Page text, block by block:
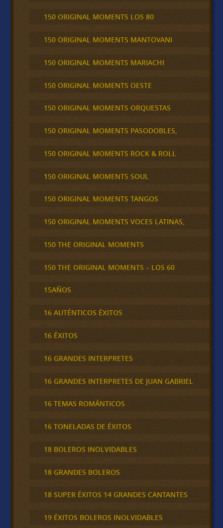
150 ORIGINAL MOMENTS LOS 80
150 ORIGINAL MOMENTS MANTOVANI
150 ORIGINAL MOMENTS MARIACHI
150 ORIGINAL MOMENTS OESTE
150 ORIGINAL MOMENTS ORQUESTAS
150 ORIGINAL MOMENTS PASODOBLES,
150 ORIGINAL MOMENTS ROCK & ROLL
150 ORIGINAL MOMENTS SOUL
150 ORIGINAL MOMENTS TANGOS
150 ORIGINAL MOMENTS VOCES LATINAS,
150 THE ORIGINAL MOMENTS
150 THE ORIGINAL MOMENTS – LOS 60
15AÑOS
16 AUTÉNTICOS ÉXITOS
16 ÉXITOS
16 GRANDES INTERPRETES
16 GRANDES INTERPRETES DE JUAN GABRIEL
16 TEMAS ROMÁNTICOS
16 TONELADAS DE ÉXITOS
18 BOLEROS INOLVIDABLES
18 GRANDES BOLEROS
18 SUPER ÉXITOS 14 GRANDES CANTANTES
19 ÉXITOS BOLEROS INOLVIDABLES